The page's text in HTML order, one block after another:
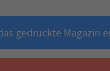
gedruckte Magazin